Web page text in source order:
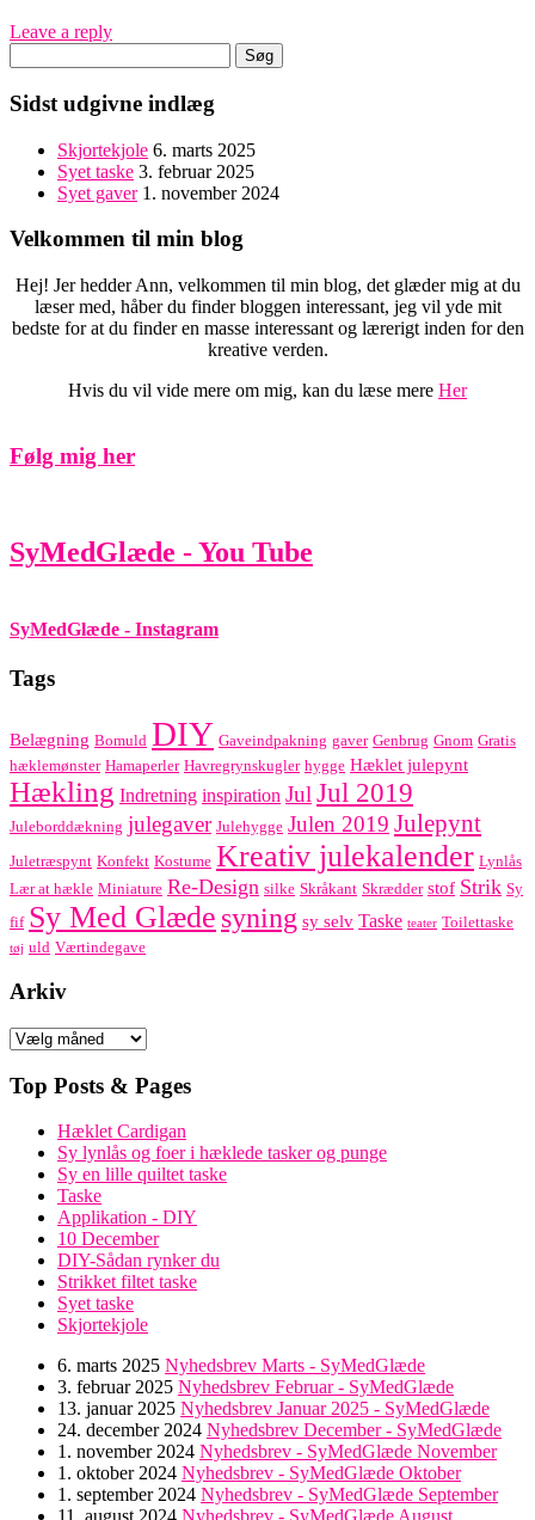
Leave a reply
efter:
Sidst udgivne indlæg
Skjortekjole 6. marts 2025
Syet taske 3. februar 2025
Syet gaver 1. november 2024
Velkommen til min blog
Hej! Jer hedder Ann, velkommen til min blog, det glæder mig at du
læser med, håber du finder bloggen interessant, jeg vil yde mit
bedste for at du finder en masse interessant og lærerigt inden for den
kreative verden.
Hvis du vil vide mere om mig, kan du læse mere Her
Følg mig her
SyMedGlæde - You Tube
SyMedGlæde - Instagram
Tags
Belægning Bomuld DIY Gaveindpakning gaver Genbrug Gnom Gratis
hæklemønster Hamaperler Havregrynskugler hygge Hæklet julepynt
Hækling Indretning inspiration Jul Jul 2019
Juleborddækning julegaver Julehygge Julen 2019 Julepynt
Juletræspynt Konfekt Kostume Kreativ julekalender Lynlås
Lær at hækle Miniature Re-Design silke Skråkant Skrædder stof Strik Sy
fif Sy Med Glæde syning sy selv Taske teater Toilettaske
tøj uld Værtindegave
Arkiv
Arkiv
Top Posts & Pages
Hæklet Cardigan
Sy lynlås og foer i hæklede tasker og punge
Sy en lille quiltet taske
Taske
Applikation - DIY
10 December
DIY-Sådan rynker du
Strikket filtet taske
Syet taske
Skjortekjole
6. marts 2025 Nyhedsbrev Marts - SyMedGlæde
3. februar 2025 Nyhedsbrev Februar - SyMedGlæde
13. januar 2025 Nyhedsbrev Januar 2025 - SyMedGlæde
24. december 2024 Nyhedsbrev December - SyMedGlæde
1. november 2024 Nyhedsbrev - SyMedGlæde November
1. oktober 2024 Nyhedsbrev - SyMedGlæde Oktober
1. september 2024 Nyhedsbrev - SyMedGlæde September